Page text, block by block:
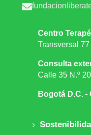

Centro
Transversal
Consulta
Calle 35 N.º
Bogotá D.C. -